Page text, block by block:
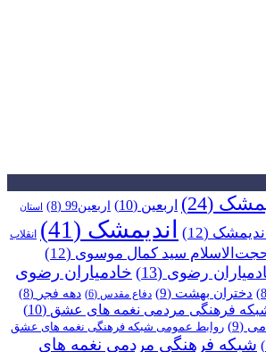
(24) اربعین (10) اربعین99 (8) استان
(12) اندیمشک (41)
انقلاب
سید کمال موسوی (12)
رضوی (13)
خادمیاران رضوی
دختران بهشت (9) دفاع مقدس (6) دهه فجر (8)
فرهنگی مردمی نغمه های عشق (10)
(9)
روابط عمومی شبکه فرهنگی نغمه های عشق
شبکه فرهنگی مردمی نغمه های